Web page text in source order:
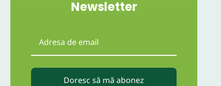
Newsletter
Doresc să mă abonez